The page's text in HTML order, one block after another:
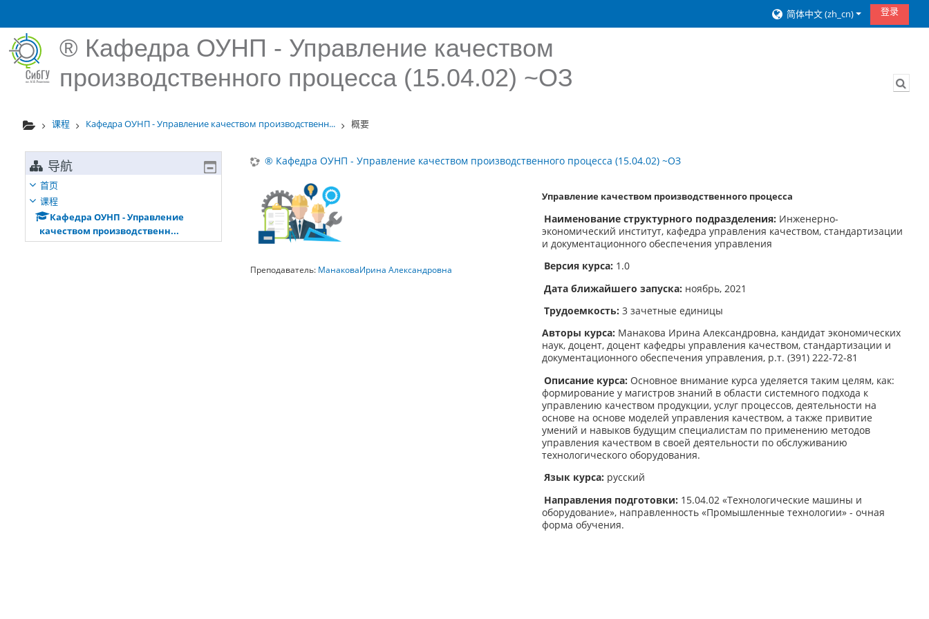
简体中文 ‎(zh_cn)‎ 登录
® Кафедра ОУНП - Управление качеством
производственного процесса (15.04.02) ~ОЗ
课程 Кафедра ОУНП - Управление качеством производственн... 概要
® Кафедра ОУНП - Управление качеством производственного процесса (15.04.02) ~ОЗ
Управление качеством производственного процесса
Наименование структурного подразделения: Инженерно-
экономический институт, кафедра управления качеством, стандартизации
и документационного обеспечения управления
Версия курса: 1.0
Дата ближайшего запуска: ноябрь, 2021
Трудоемкость: 3 зачетные единицы
Авторы курса: Манакова Ирина Александровна, кандидат экономических
наук, доцент, доцент кафедры управления качеством, стандартизации и
документационного обеспечения управления, р.т. (391) 222-72-81
Описание курса: Основное внимание курса уделяется таким целям, как:
формирование у магистров знаний в области системного подхода к
управлению качеством продукции, услуг процессов, деятельности на
основе на основе моделей управления качеством, а также привитие
умений и навыков будущим специалистам по применению методов
управления качеством в своей деятельности по обслуживанию
технологического оборудования.
Язык курса: русский
Направления подготовки: 15.04.02 «Технологические машины и
оборудование», направленность «Промышленные технологии» - очная
форма обучения.
Преподаватель: МанаковаИрина Александровна
导航
首页
课程
Кафедра ОУНП - Управление
качеством производственн...